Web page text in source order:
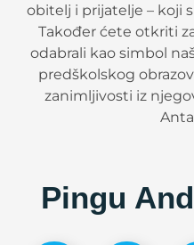
obitelj i prijatelje – koji
Također ćete otkriti
odabrali kao simbol
predškolskog
zanimljivosti iz
Pingu